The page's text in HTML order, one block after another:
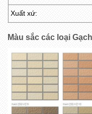
Xuất xứ:
Màu sắc các loại